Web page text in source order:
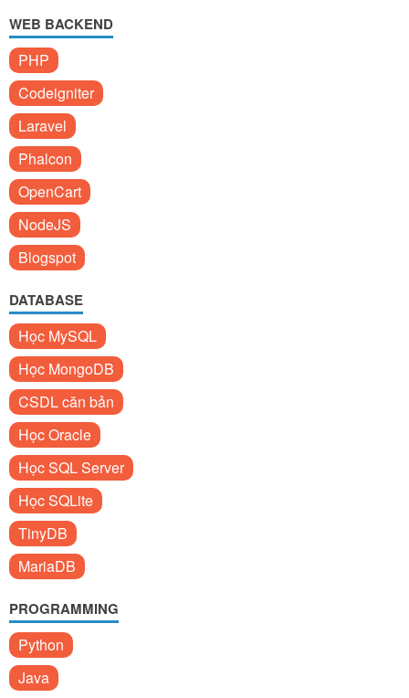
WEB BACKEND
PHP
Codeigniter
Laravel
Phalcon
OpenCart
NodeJS
Blogspot
DATABASE
Học MySQL
Học MongoDB
CSDL căn bản
Học Oracle
Học SQL Server
Học SQLite
TinyDB
MariaDB
PROGRAMMING
Python
Java